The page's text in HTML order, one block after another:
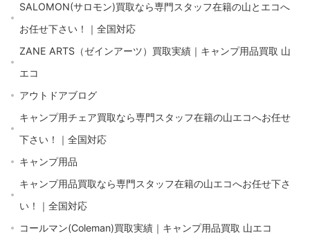
SALOMON(サロモン)買取なら専門スタッフ在籍の山とエコへ
お任せ下さい！｜全国対応
ZANE ARTS（ゼインアーツ）買取実績｜キャンプ用品買取 山
エコ
アウトドアブログ
キャンプ用チェア買取なら専門スタッフ在籍の山エコへお任せ
下さい！｜全国対応
キャンプ用品
キャンプ用品買取なら専門スタッフ在籍の山エコへお任せ下さ
い！｜全国対応
コールマン(Coleman)買取実績｜キャンプ用品買取 山エコ